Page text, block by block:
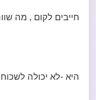
חייבים לקום , מה
היא -לא יכולה